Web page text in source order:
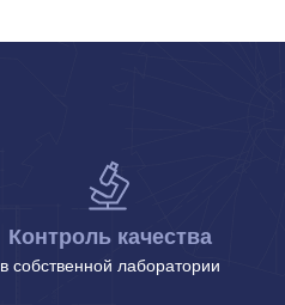
Контроль качества
в собственной лаборатории